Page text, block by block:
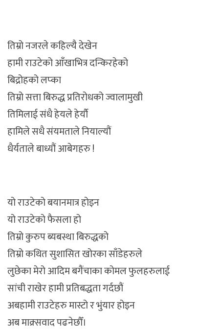
तिम्रो नजरले कहिल्यै देखेन
हामी राउटेको आँखाभित्र दन्किरहेको
बिद्रोहको लप्का
तिम्रो सत्ता बिरुद्ध प्रतिरोधको ज्वालामुखी
तिमिलाई संधै हेयले हेर्यौ
हामिले सधै संयमताले नियाल्यौं
धैर्यताले बाध्यौं आबेगहरु !
यो राउटेको बयानमात्र होइन
यो राउटेको फैसला हो
तिम्रो कुरुप ब्यबस्था बिरुद्धको
तिम्रो कथित सुशासित खोरका साँडेहरुले
लुछेका मेरो आदिम बगैंचाका कोमल फुलहरुलाई
सांची राखेर हामी प्रतिबद्धता गर्दछौं
अबहामी राउटेहरु मास्टो र भुंयार होइन
अब माक्र्सवाद पढनेछौँ।